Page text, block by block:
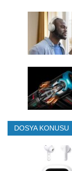
DOSYA KONUSU